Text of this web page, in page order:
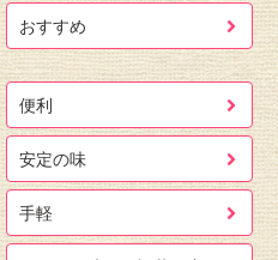
おすすめ
便利
安定の味
手軽